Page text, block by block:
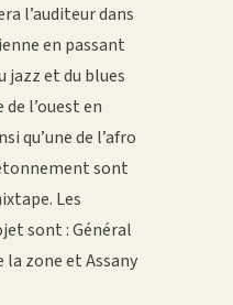
l’auditeur dans
en passant
jazz et du blues
de l’ouest en
qu’une de l’afro
sont
Les
sont : Général
la zone et Assany